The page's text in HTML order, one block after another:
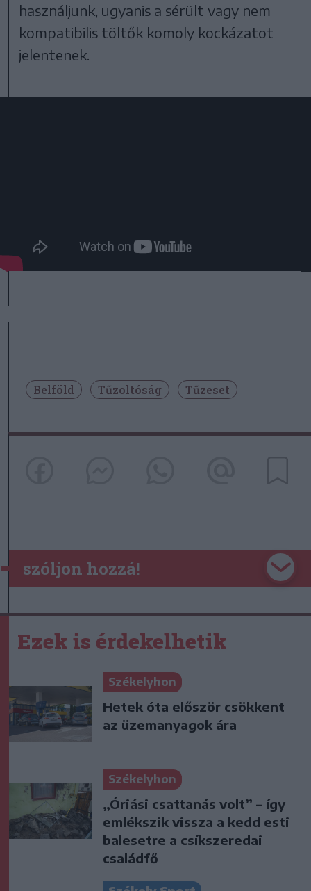
használjunk, ugyanis a sérült vagy nem
kompatibilis töltők komoly kockázatot
jelentenek.
Belföld Tűzoltóság Tűzeset
szóljon hozzá!
Ezek is érdekelhetik
Székelyhon
Hetek óta először csökkent
az üzemanyagok ára
Székelyhon
„Óriási csattanás volt” – így
emlékszik vissza a kedd esti
balesetre a csíkszeredai
családfő